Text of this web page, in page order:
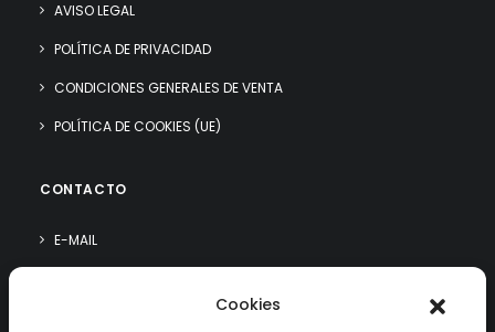
Cookies
AVISO LEGAL
POLÍTICA DE PRIVACIDAD
CONDICIONES GENERALES DE VENTA
POLÍTICA DE COOKIES (UE)
CONTACTO
E-MAIL